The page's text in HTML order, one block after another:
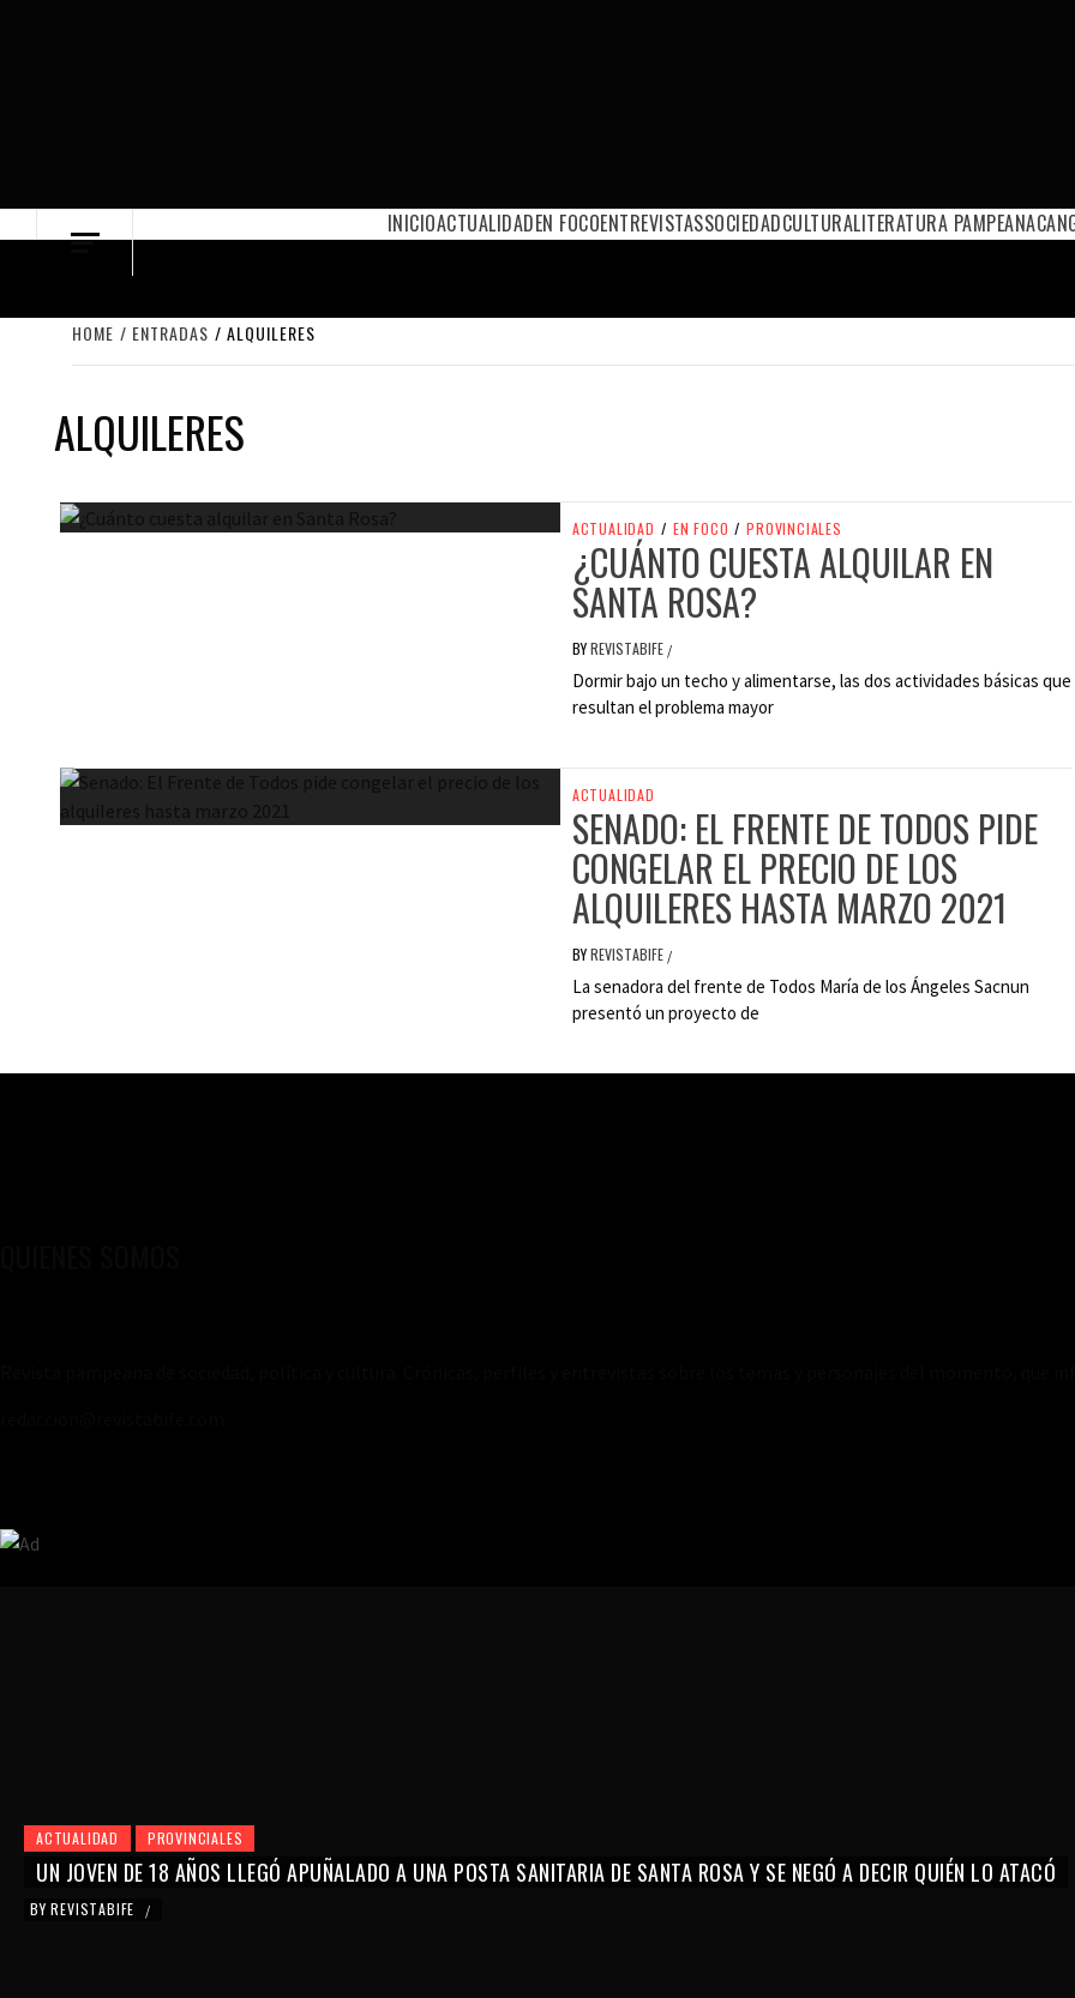
INICIOACTUALIDADEN FOCOENTREVISTASSOCIEDADCULTURALITERATURA PAMPEANA
HOME ENTRADAS ALQUILERES
ALQUILERES
ACTUALIDAD / EN FOCO / PROVINCIALES
¿CUÁNTO CUESTA ALQUILAR EN
SANTA ROSA?
BYREVISTABIFE /
Dormir bajo un techo y alimentarse, las dos actividades básicas que
resultan el problema mayor
ACTUALIDAD
SENADO: EL FRENTE DE TODOS PIDE
CONGELAR EL PRECIO DE LOS
ALQUILERES HASTA MARZO 2021
BYREVISTABIFE /
La senadora del frente de Todos María de los Ángeles Sacnun
presentó un proyecto de
ACTUALIDAD PROVINCIALES
UN JOVEN DE 18 AÑOS LLEGÓ APUÑALADO A UNA POSTA SANITARIA DE SANTA ROSA Y SE NEGÓ A DECIR QUIÉN LO ATACÓ
BY REVISTABIFE /